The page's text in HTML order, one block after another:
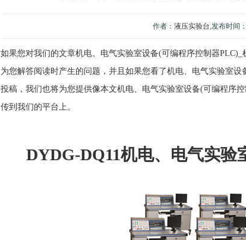
作者： 液压实验台,发布时间
如果您对我们的文章机电、电气实验室设备(可编程序控制器
为您解答阅读时产生的问题，并且如果您看了机电、电气实验室
投稿，我们也将为您提供像本文机电、电气实验室设备(可编程序
传到我们的平台上。
DYDG-DQ11机电、电气实